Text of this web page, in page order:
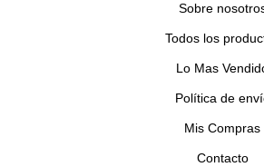
Sobre
Todos los
Lo Mas
Política de
Mis Compras
Contacto